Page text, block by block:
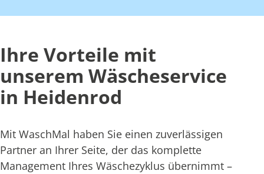
Ihre Vorteile mit
unserem Wäscheservice
in Heidenrod
Mit WaschMal haben Sie einen zuverlässigen
Partner an Ihrer Seite, der das komplette
Management Ihres Wäschezyklus übernimmt –